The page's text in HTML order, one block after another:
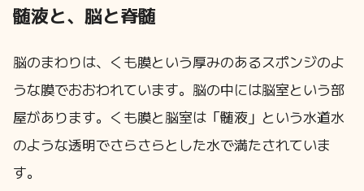
髄液と、脳と脊髄
脳のまわりは、くも膜という厚みのあるスポンジのよ
うな膜でおおわれています。脳の中には脳室という部
屋があります。くも膜と脳室は「髄液」という水道水
のような透明でさらさらとした水で満たされていま
す。